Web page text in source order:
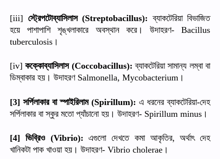
[iii] স্ট্রেপটোব্যাসিলাস(Streptobacillus): ব্যাকটেরিয়া বিভাজিত
হয়ে পাশাপাশি শৃঙ্খলাকারে অবস্থান করে। উদাহরণ- Bacillus
tuberculosis ।
[iv]কক্কোব্যাসিলাস(Coccobacillus):ব্যাকটেরিয়া সামান্য লম্বা বা
ডিম্বাকার হয়। উদাহরণSalmonella, Mycobacterium ।
[3] সর্পিলাকার বা স্পাইরিলাম(Spirillum): এ ধরনের ব্যাকটেরিয়া-দেহ
সর্পিলাকার বা স্কুর মতো প্যাঁচানো হয়। উদাহরণ- Spirillum minus ।
[4] ভিব্রিও(Vibrio): এগুলো দেখতে কমা আকৃতির,অর্থাৎ দেহ
খানিকটা পাক খাওয়া হয়। উদাহরণ- Vibrio cholerae ।